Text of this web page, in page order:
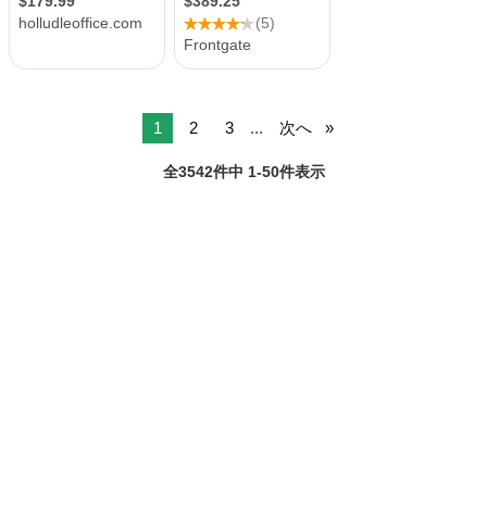
1 2 3 ... 次へ
全3542件中 1-50件表示